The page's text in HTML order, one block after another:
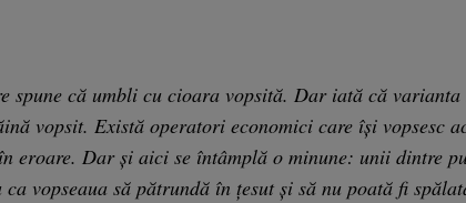
spune că umbli cu cioara vopsită. Dar iată că varianta
vopsit. Există operatori economici care își vopsesc
eroare. Dar și aici se întâmplă o minune: unii dintre
vopseaua să pătrundă în țesut și să nu poată fi